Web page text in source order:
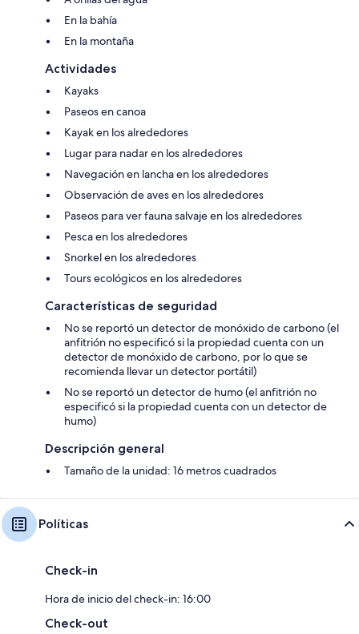
En la bahía
En la montaña
Actividades
Kayaks
Paseos en canoa
Kayak en los alrededores
Lugar para nadar en los alrededores
Navegación en lancha en los alrededores
Observación de aves en los alrededores
Paseos para ver fauna salvaje en los alrededores
Pesca en los alrededores
Snorkel en los alrededores
Tours ecológicos en los alrededores
Características de seguridad
No se reportó un detector de monóxido de carbono (el
anfitrión no especificó si la propiedad cuenta con un
detector de monóxido de carbono, por lo que se
recomienda llevar un detector portátil)
No se reportó un detector de humo (el anfitrión no
especificó si la propiedad cuenta con un detector de
humo)
Descripción general
Tamaño de la unidad: 16 metros cuadrados
Políticas
Check-in
Hora de inicio del check-in: 16:00
Check-out